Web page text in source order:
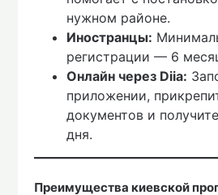
нужном районе.
Иностранцы:
регистрации — 6
Онлайн через Diia:
приложении,
документов и
дня.
Преимущества киевской